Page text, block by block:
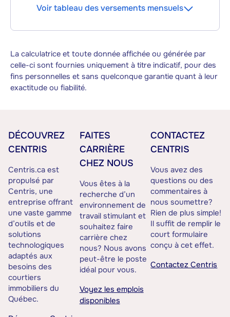
Voir tableau des versements mensuels
La calculatrice et toute donnée affichée ou générée par
celle-ci sont fournies uniquement à titre indicatif, pour des
fins personnelles et sans quelconque garantie quant à leur
exactitude ou fiabilité.
DÉCOUVREZ
CENTRIS
Centris.ca est
propulsé par
Centris, une
entreprise offrant
une vaste gamme
d’outils et de
solutions
technologiques
adaptés aux
besoins des
courtiers
immobiliers du
Québec.
FAITES
CARRIÈRE
CHEZ NOUS
Vous êtes à la
recherche d’un
environnement de
travail stimulant et
souhaitez faire
carrière chez
nous? Nous avons
peut-être le poste
idéal pour vous.
Voyez les emplois
disponibles
CONTACTEZ
CENTRIS
Vous avez des
questions ou des
commentaires à
nous soumettre?
Rien de plus simple!
Il suffit de remplir le
court formulaire
conçu à cet effet.
Contactez Centris